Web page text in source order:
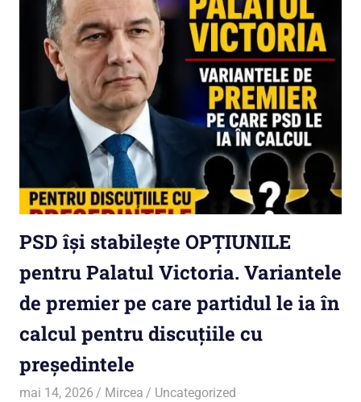
PSD își stabilește OPȚIUNILE
pentru Palatul Victoria. Variantele
de premier pe care partidul le ia în
calcul pentru discuțiile cu
președintele
mai 14, 2026 Mircea Uncategorized